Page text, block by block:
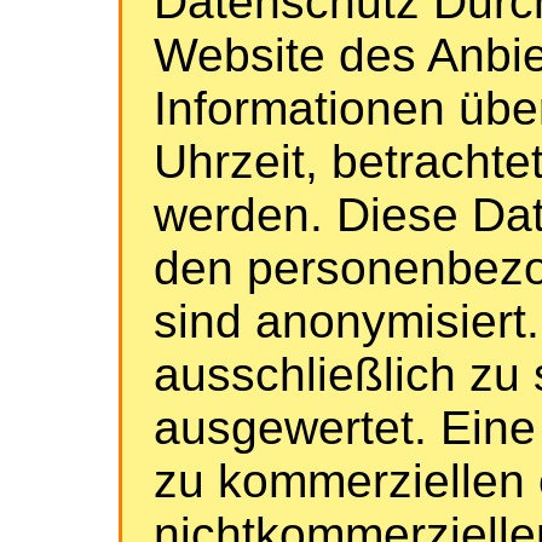
Website des
Informationen
Uhrzeit,
werden. Diese
den
sind
ausschließlich zu
ausgewertet.
zu kommerziellen